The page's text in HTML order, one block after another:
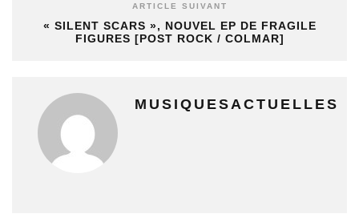
ARTICLE SUIVANT
« SILENT SCARS », NOUVEL EP DE FRAGILE
FIGURES [POST ROCK / COLMAR]
MUSIQUESACTUELLES